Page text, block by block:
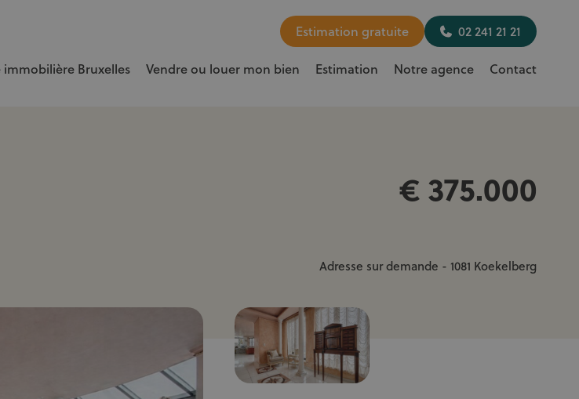
au meilleur prix.
immobilière Bruxelles Vendre ou louer mon bien Estimation Notre agence Contact
Estimation gratuite 02 241 21 21
€ 375.000
Adresse sur demande - 1081 Koekelberg